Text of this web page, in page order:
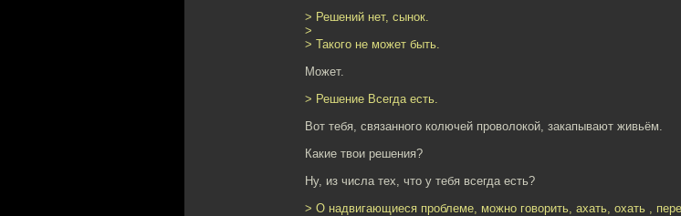
> Решений нет, сынок.
>
> Такого не может быть.
Может.
> Решение Всегда есть.
Вот тебя, связанного колючей проволокой, закапывают живьём.
Какие твои решения?
Ну, из числа тех, что у тебя всегда есть?
> О надвигающиеся проблеме, можно говорить, ахать, охать ,